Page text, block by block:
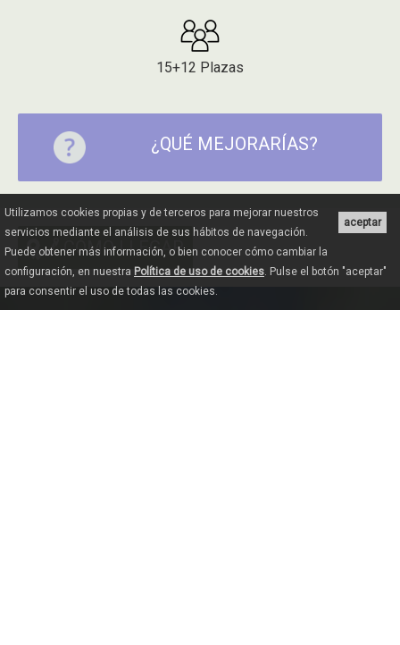
15+12 Plazas
¿QUÉ MEJORARÍAS?
CÓMO LLEGAR
aceptar
Utilizamos cookies propias y de terceros para mejorar nuestros
servicios mediante el análisis de sus hábitos de navegación.
Puede obtener más información, o bien conocer cómo cambiar la
configuración, en nuestra Política de uso de cookies. Pulse el botón "aceptar"
para consentir el uso de todas las cookies.